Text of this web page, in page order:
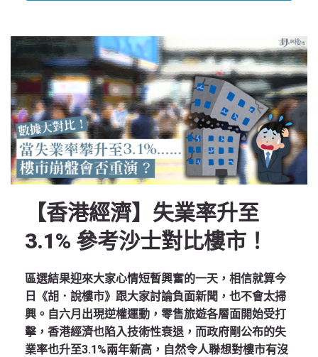
【香港經濟】失業率升至
3.1% 參考沙士對比樓市！
區選結果迎來大家心情短暫興奮的一天，相信就算今
日《胡．說樓市》跟大家討論負面新聞，也不會太掃
興。自六月出現逆權運動，零售旅遊各層面開始受打
擊，香港經濟也陷入技術性衰退，而政府剛公布的失
業率也升至3.1%兩年新高，自然令人聯想對樓市有沒